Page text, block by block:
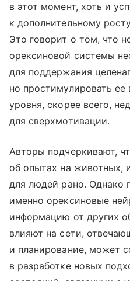
в этот момент, хоть и
к дополнительному
Это говорит о том, что
орексиновой системы
для поддержания
но простимулировать ее
уровня, скорее всего,
для сверхмотивации.
Авторы подчеркивают,
об опытах на животных,
для людей рано. Однако
именно орексиновые
информацию от других
влияют на сети,
и планирование, может
в разработке новых